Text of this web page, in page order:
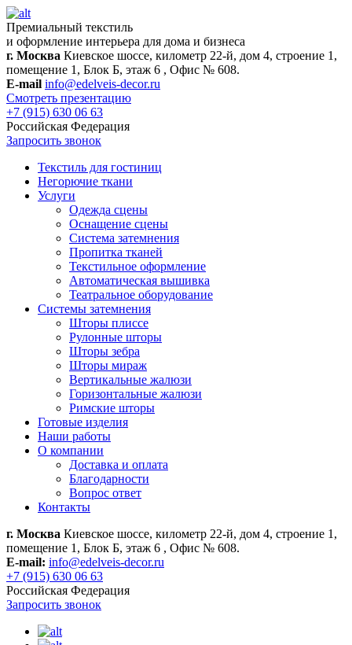
Премиальный текстиль
и оформление интерьера для дома и бизнеса
г. Москва Киевское шоссе, километр 22-й, дом 4, строение 1,
помещение 1, Блок Б, этаж 6 , Офис № 608.
E-mail info@edelveis-decor.ru
Смотреть презентацию
+7 (915) 630 06 63
Российская Федерация
Запросить звонок
Текстиль для гостиниц
Негорючие ткани
Услуги
Одежда сцены
Оснащение сцены
Система затемнения
Пропитка тканей
Текстильное оформление
Автоматическая вышивка
Театральное оборудование
Системы затемнения
Шторы плиссе
Рулонные шторы
Шторы зебра
Шторы мираж
Вертикальные жалюзи
Горизонтальные жалюзи
Римские шторы
Готовые изделия
Наши работы
О компании
Доставка и оплата
Благодарности
Вопрос ответ
Контакты
г. Москва Киевское шоссе, километр 22-й, дом 4, строение 1,
помещение 1, Блок Б, этаж 6 , Офис № 608.
E-mail: info@edelveis-decor.ru
+7 (915) 630 06 63
Российская Федерация
Запросить звонок